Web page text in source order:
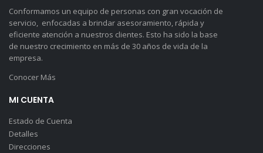
Conformamos un equipo de personas con gran vocación de
servicio, enfocadas a brindar asesoramiento, rápida y
eficiente atención a nuestros clientes. Esto ha sido la base
de nuestro crecimiento en más de 30 años de vida de la
empresa.
Conocer Más
MI CUENTA
Estado de Cuenta
Detalles
Direcciones